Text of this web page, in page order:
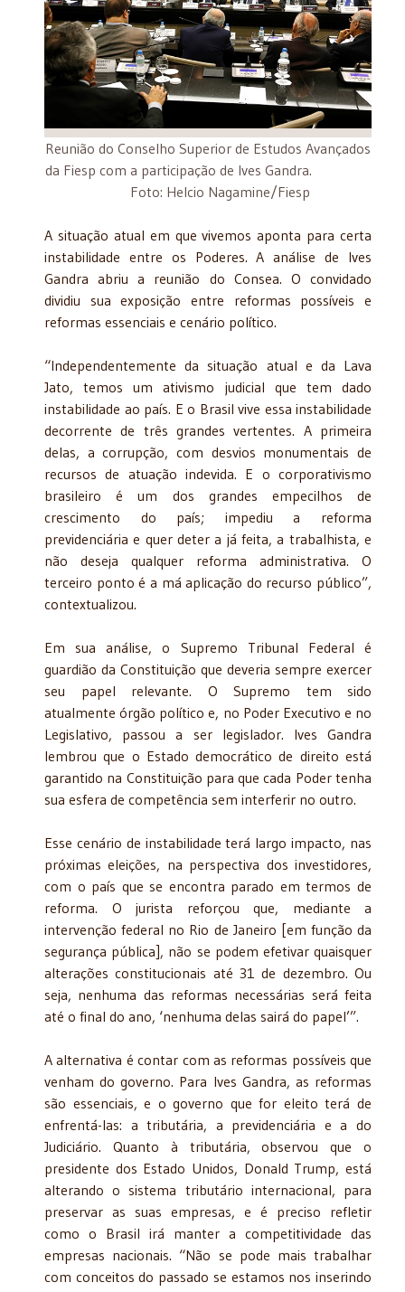
Reunião do Conselho Superior de Estudos Avançados
da Fiesp com a participação de Ives Gandra.
Foto: Helcio Nagamine/Fiesp
A situação atual em que vivemos aponta para certa
instabilidade entre os Poderes. A análise de Ives
Gandra abriu a reunião do Consea. O convidado
dividiu sua exposição entre reformas possíveis e
reformas essenciais e cenário político.
“Independentemente da situação atual e da Lava
Jato, temos um ativismo judicial que tem dado
instabilidade ao país. E o Brasil vive essa instabilidade
decorrente de três grandes vertentes. A primeira
delas, a corrupção, com desvios monumentais de
recursos de atuação indevida. E o corporativismo
brasileiro é um dos grandes empecilhos de
crescimento do país; impediu a reforma
previdenciária e quer deter a já feita, a trabalhista, e
não deseja qualquer reforma administrativa. O
terceiro ponto é a má aplicação do recurso público”,
contextualizou.
Em sua análise, o Supremo Tribunal Federal é
guardião da Constituição que deveria sempre exercer
seu papel relevante. O Supremo tem sido
atualmente órgão político e, no Poder Executivo e no
Legislativo, passou a ser legislador. Ives Gandra
lembrou que o Estado democrático de direito está
garantido na Constituição para que cada Poder tenha
sua esfera de competência sem interferir no outro.
Esse cenário de instabilidade terá largo impacto, nas
próximas eleições, na perspectiva dos investidores,
com o país que se encontra parado em termos de
reforma. O jurista reforçou que, mediante a
intervenção federal no Rio de Janeiro [em função da
segurança pública], não se podem efetivar quaisquer
alterações constitucionais até 31 de dezembro. Ou
seja, nenhuma das reformas necessárias será feita
até o final do ano, ‘nenhuma delas sairá do papel’”.
A alternativa é contar com as reformas possíveis que
venham do governo. Para Ives Gandra, as reformas
são essenciais, e o governo que for eleito terá de
enfrentá-las: a tributária, a previdenciária e a do
Judiciário. Quanto à tributária, observou que o
presidente dos Estado Unidos, Donald Trump, está
alterando o sistema tributário internacional, para
preservar as suas empresas, e é preciso refletir
como o Brasil irá manter a competitividade das
empresas nacionais. “Não se pode mais trabalhar
com conceitos do passado se estamos nos inserindo